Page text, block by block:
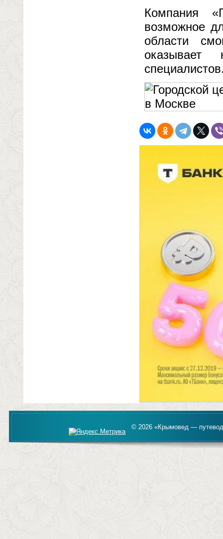
Компания
возможное
области
оказывает
© 2026 «Крымовед —